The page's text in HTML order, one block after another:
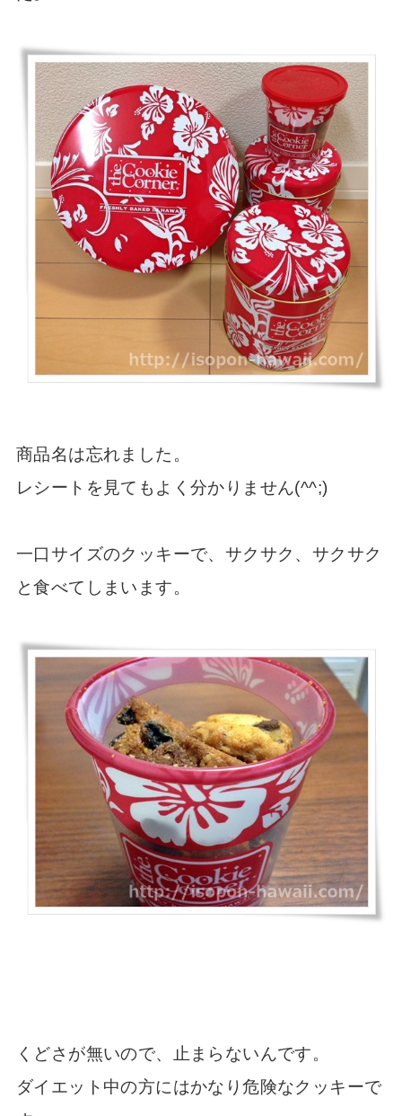
商品名は忘れました。
レシートを見てもよく分かりません(^^;)
一口サイズのクッキーで、サクサク、サクサク
と食べてしまいます。
くどさが無いので、止まらないんです。
ダイエット中の方にはかなり危険なクッキーで